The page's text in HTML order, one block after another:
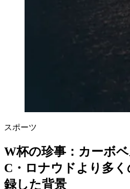
スポーツ
W杯の珍事：カーボ
C・ロナウドより多
録した背景